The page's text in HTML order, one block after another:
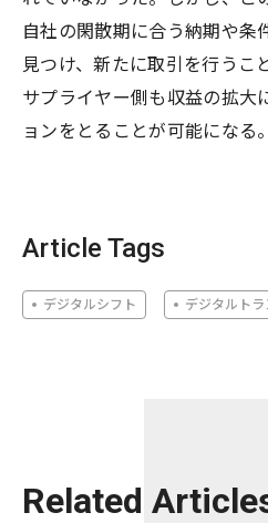
自社の閑散期に合う納期や条
見つけ、新たに取引を行うこ
サプライヤー側も収益の拡大
ョンをとることが可能になる。
Article Tags
デジタルシフト デジタルト
Related